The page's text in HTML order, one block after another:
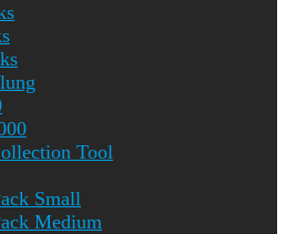
Tool
Small
Medium